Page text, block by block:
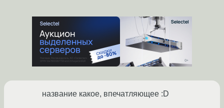
название какое, впечатляющее :D